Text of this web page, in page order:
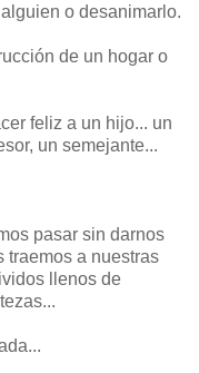
o desanimarlo.
de un hogar o
feliz a un hijo... un
un semejante...
pasar sin darnos
traemos a nuestras
llenos de